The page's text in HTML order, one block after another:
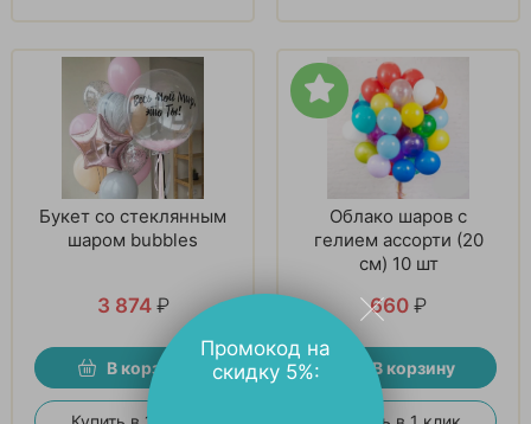
Букет со стеклянным
шаром bubbles
3 874 ₽
В корзину
Облако шаров с
гелием ассорти (20
см) 10 шт
660 ₽
В корзину
Промокод на
скидку 5%: